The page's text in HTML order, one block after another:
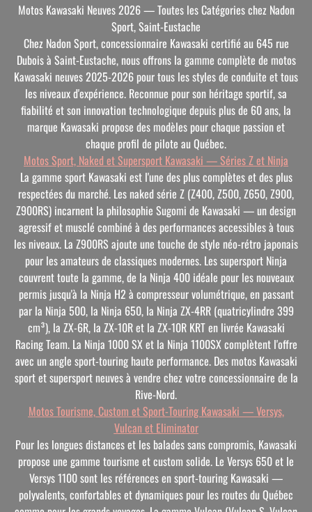
Motos Kawasaki Neuves 2026 — Toutes les Catégories chez Nadon
Sport, Saint-Eustache
Chez Nadon Sport, concessionnaire Kawasaki certifié au 645 rue
Dubois à Saint-Eustache, nous offrons la gamme complète de motos
Kawasaki neuves 2025-2026 pour tous les styles de conduite et tous
les niveaux d'expérience. Reconnue pour son héritage sportif, sa
fiabilité et son innovation technologique depuis plus de 60 ans, la
marque Kawasaki propose des modèles pour chaque passion et
chaque profil de pilote au Québec.
Motos Sport, Naked et Supersport Kawasaki — Séries Z et Ninja
La gamme sport Kawasaki est l'une des plus complètes et des plus
respectées du marché. Les naked série Z (Z400, Z500, Z650, Z900,
Z900RS) incarnent la philosophie Sugomi de Kawasaki — un design
agressif et musclé combiné à des performances accessibles à tous
les niveaux. La Z900RS ajoute une touche de style néo-rétro japonais
pour les amateurs de classiques modernes. Les supersport Ninja
couvrent toute la gamme, de la Ninja 400 idéale pour les nouveaux
permis jusqu'à la Ninja H2 à compresseur volumétrique, en passant
par la Ninja 500, la Ninja 650, la Ninja ZX-4RR (quatricylindre 399
cm³), la ZX-6R, la ZX-10R et la ZX-10R KRT en livrée Kawasaki
Racing Team. La Ninja 1000 SX et la Ninja 1100SX complètent l'offre
avec un angle sport-touring haute performance. Des motos Kawasaki
sport et supersport neuves à vendre chez votre concessionnaire de la
Rive-Nord.
Motos Tourisme, Custom et Sport-Touring Kawasaki — Versys,
Vulcan et Eliminator
Pour les longues distances et les balades sans compromis, Kawasaki
propose une gamme tourisme et custom solide. Le Versys 650 et le
Versys 1100 sont les références en sport-touring Kawasaki —
polyvalents, confortables et dynamiques pour les routes du Québec